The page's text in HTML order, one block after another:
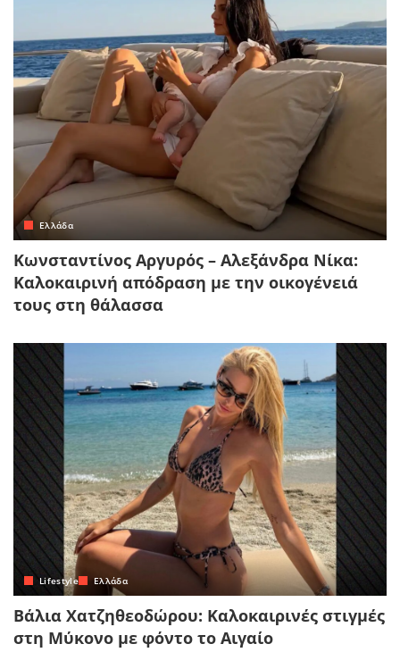
Ελλάδα
Κωνσταντίνος Αργυρός – Αλεξάνδρα Νίκα:
Καλοκαιρινή απόδραση με την οικογένειά
τους στη θάλασσα
Lifestyle Ελλάδα
Βάλια Χατζηθεοδώρου: Καλοκαιρινές στιγμές
στη Μύκονο με φόντο το Αιγαίο